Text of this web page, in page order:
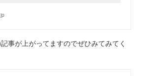
事が上がってますのでぜひみてみてく